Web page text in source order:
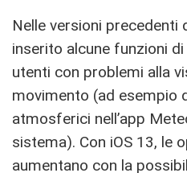
Nelle versioni precedenti
inserito alcune funzioni
utenti con problemi alla
movimento (ad esempio
atmosferici nell’app
sistema). Con iOS 13, le
aumentano con la